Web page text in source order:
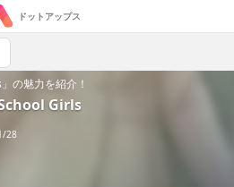
ドットアップス
の魅力を紹介！
Girls
28